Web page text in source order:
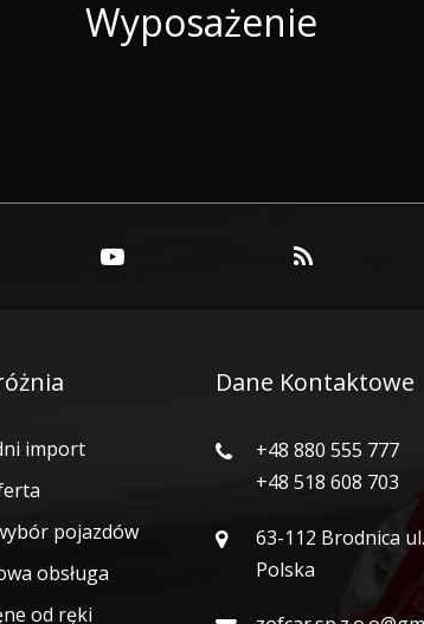
Wyposażenie
import
pojazdów
obsługa
od ręki
Dane Kontaktowe
+48 880 555 777
+48 518 608 703
63-112 Brodnica
Polska